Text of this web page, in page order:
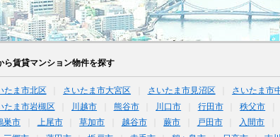
ら賃貸マンション物件を探す
たま市北区 さいたま市大宮区 さいたま市見沼区 さいたま市
たま市岩槻区 川越市 熊谷市 川口市 行田市 秩父市
巣市 上尾市 草加市 越谷市 蕨市 戸田市 入間市